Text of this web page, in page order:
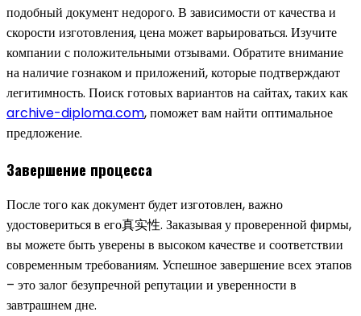
подобный документ недорого. В зависимости от качества и
скорости изготовления, цена может варьироваться. Изучите
компании с положительными отзывами. Обратите внимание
на наличие гознаком и приложений, которые подтверждают
легитимность. Поиск готовых вариантов на сайтах, таких как
archive-diploma.com, поможет вам найти оптимальное
предложение.
Завершение процесса
После того как документ будет изготовлен, важно
удостовериться в его真实性. Заказывая у проверенной фирмы,
вы можете быть уверены в высоком качестве и соответствии
современным требованиям. Успешное завершение всех этапов
– это залог безупречной репутации и уверенности в
завтрашнем дне.